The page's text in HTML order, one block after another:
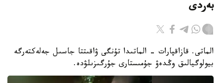
بەردى
الماتى. قازاقپارات - الماتىدا تۇنگى ۋاقىتتا جاسىل جەلەكتەرگە
بيولوگيالىق وڭدەۋ جۇمىستارى جۇرگىزىلۋدە.